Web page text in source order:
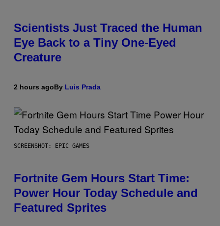
Scientists Just Traced the Human
Eye Back to a Tiny One-Eyed
Creature
2 hours agoBy Luis Prada
SCREENSHOT: EPIC GAMES
Fortnite Gem Hours Start Time:
Power Hour Today Schedule and
Featured Sprites